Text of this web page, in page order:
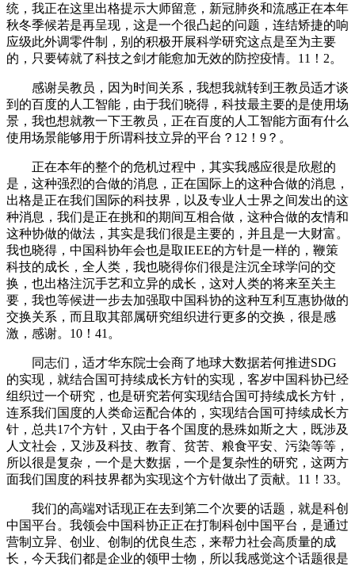
统，我正在这里出格提示大师留意，新冠肺炎和流感正在本年
秋冬季候若是再呈现，这是一个很凸起的问题，连结矫捷的响
应级此外调零件制，别的积极开展科学研究这点是至为主要
的，只要铸就了科技之剑才能愈加无效的防控疫情。11！2。
感谢吴教员，因为时间关系，我想我就转到王教员适才谈
到的百度的人工智能，由于我们晓得，科技最主要的是使用场
景，我也想就教一下王教员，正在百度的人工智能方面有什么
使用场景能够用于所谓科技立异的平台？12！9？。
正在本年的整个的危机过程中，其实我感应很是欣慰的
是，这种强烈的合做的消息，正在国际上的这种合做的消息，
出格是正在我们国际的科技界，以及专业人士界之间发出的这
种消息，我们是正在挑和的期间互相合做，这种合做的友情和
这种协做的做法，其实是我们很是主要的，并且是一大财富。
我也晓得，中国科协年会也是取IEEE的方针是一样的，鞭策
科技的成长，全人类，我也晓得你们很是注沉全球学问的交
换，也出格注沉手艺和立异的成长，这对人类的将来至关主
要，我也等候进一步去加强取中国科协的这种互利互惠协做的
交换关系，而且取其部属研究组织进行更多的交换，很是感
激，感谢。10！41。
同志们，适才华东院士会商了地球大数据若何推进SDG
的实现，就结合国可持续成长方针的实现，客岁中国科协已经
组织过一个研究，也是研究若何实现结合国可持续成长方针，
连系我们国度的人类命运配合体的，实现结合国可持续成长方
针，总共17个方针，又由于各个国度的悬殊如斯之大，既涉及
人文社会，又涉及科技、教育、贫苦、粮食平安、污染等等，
所以很是复杂，一个是大数据，一个是复杂性的研究，这两方
面我们国度的科技界都为实现这个方针做出了贡献。11！33。
我们的高端对话现正在去到第二个次要的话题，就是科创
中国平台。我领会中国科协正正在打制科创中国平台，是通过
营制立异、创业、创制的优良生态，来帮力社会高质量的成
长，今天我们都是企业的领甲士物，所以我感觉这个话题很是